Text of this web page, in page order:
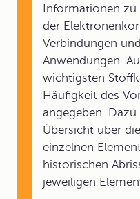
Informationen zu
der
Verbindungen
Anwendungen.
wichtigsten
Häufigkeit des
angegeben.
Übersicht über
einzelnen
historischen
jeweiligen